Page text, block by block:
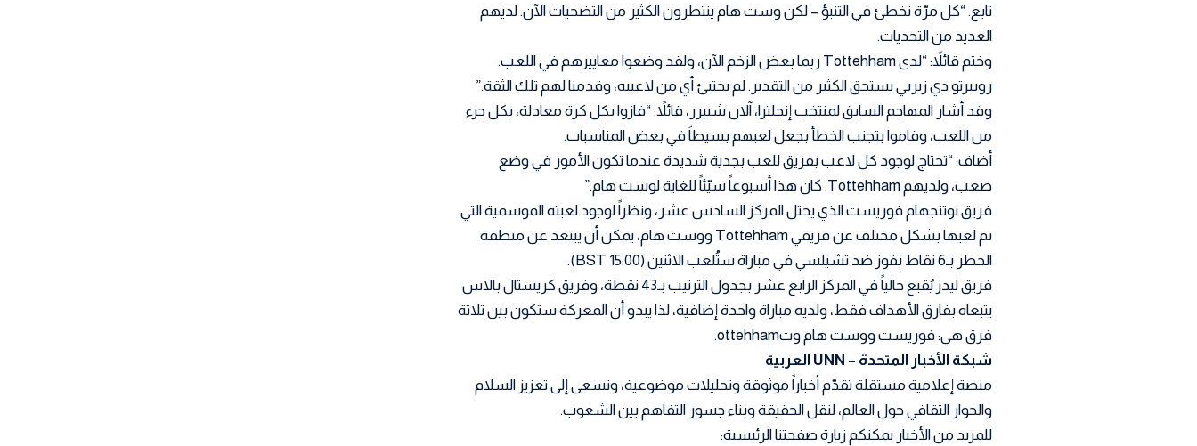
تابع: “كل مرّة نخطئ في التنبؤ – لكن وست هام ينتظرون الكثير من التضحيات الآن. لديهم
العديد من التحديات.
وختم قائلاً: “لدى Tottehham ربما بعض الزخم الآن، ولقد وضعوا معاييرهم في اللعب.
روبيرتو دي زيربي يستحق الكثير من التقدير. لم يختبئ أي من لاعبيه، وقدمنا لهم تلك الثقة.”
وقد أشار المهاجم السابق لمنتخب إنجلترا، آلان شييرر، قائلاً: “فازوا بكل كرة معادلة، بكل جزء
من اللعب، وقاموا بتجنب الخطأ بجعل لعبهم بسيطاً في بعض المناسبات.
أضاف: “تحتاج لوجود كل لاعب بفريق للعب بجدية شديدة عندما تكون الأمور في وضع
صعب، ولديهم Tottehham. كان هذا أسبوعاً سيّئاً للغاية لوست هام.”
فريق نوتنجهام فوريست الذي يحتل المركز السادس عشر، ونظراً لوجود لعبته الموسمية التي
تم لعبها بشكل مختلف عن فريقي Tottehham ووست هام، يمكن أن يبتعد عن منطقة
الخطر بـ6 نقاط بفوز ضد تشيلسي في مباراة ستُلعب الاثنين (15:00 BST).
فريق ليدز يُقبع حالياً في المركز الرابع عشر بجدول الترتيب بـ43 نقطة، وفريق كريستال بالاس
يتبعاه بفارق الأهداف فقط، ولديه مباراة واحدة إضافية، لذا يبدو أن المعركة ستكون بين ثلاثة
فرق هي: فوريست ووست هام وتottehham.
شبكة الأخبار المتحدة – UNN العربية
منصة إعلامية مستقلة تقدّم أخباراً موثوقة وتحليلات موضوعية، وتسعى إلى تعزيز السلام
والحوار الثقافي حول العالم، لنقل الحقيقة وبناء جسور التفاهم بين الشعوب.
للمزيد من الأخبار يمكنكم زيارة صفحتنا الرئيسية: